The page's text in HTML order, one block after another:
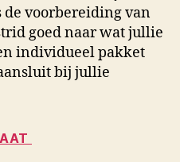
de voorbereiding van
goed naar wat jullie
individueel pakket
bij jullie